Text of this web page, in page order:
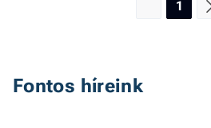
1
Fontos híreink